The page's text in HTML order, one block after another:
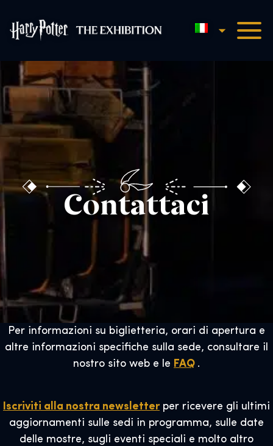
Harry Potter™: The
Italiano
Contattaci
Per informazioni su biglietteria, orari di apertura e
altre informazioni specifiche sulla sede, consultare il
nostro sito web e le FAQ .
Iscriviti alla nostra newsletterper ricevere gli ultimi
aggiornamenti sulle sedi in programma, sulle date
delle mostre, sugli eventi speciali e molto altro